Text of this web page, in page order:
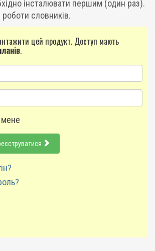
інсталювати першим (один раз).
словників.
цей продукт. Доступ мають
.